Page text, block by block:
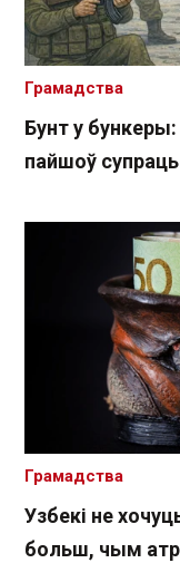
Бунт у
пайшоў
Грамадства
Узбекі не
больш, чым
Грамадства